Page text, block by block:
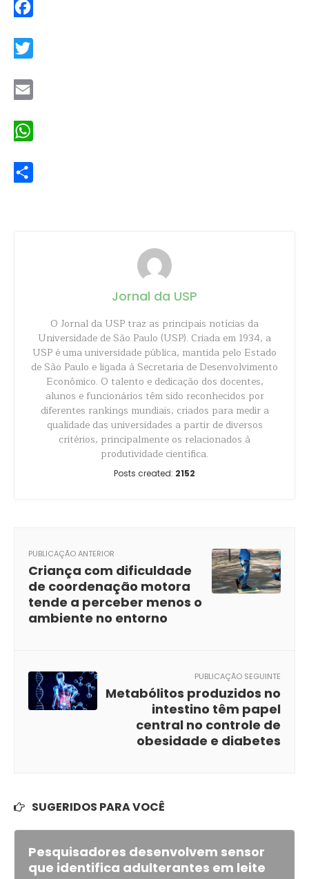
Jornal da USP
O Jornal da USP traz as principais notícias da
Universidade de São Paulo (USP). Criada em 1934, a
USP é uma universidade pública, mantida pelo Estado
de São Paulo e ligada à Secretaria de Desenvolvimento
Econômico. O talento e dedicação dos docentes,
alunos e funcionários têm sido reconhecidos por
diferentes rankings mundiais, criados para medir a
qualidade das universidades a partir de diversos
critérios, principalmente os relacionados à
produtividade científica.
Posts created: 2152
PUBLICAÇÃO ANTERIOR
Criança com dificuldade
de coordenação motora
tende a perceber menos o
ambiente no entorno
PUBLICAÇÃO SEGUINTE
Metabólitos produzidos no
intestino têm papel
central no controle de
obesidade e diabetes
SUGERIDOS PARA VOCÊ
Pesquisadores desenvolvem sensor
que identifica adulterantes em leite